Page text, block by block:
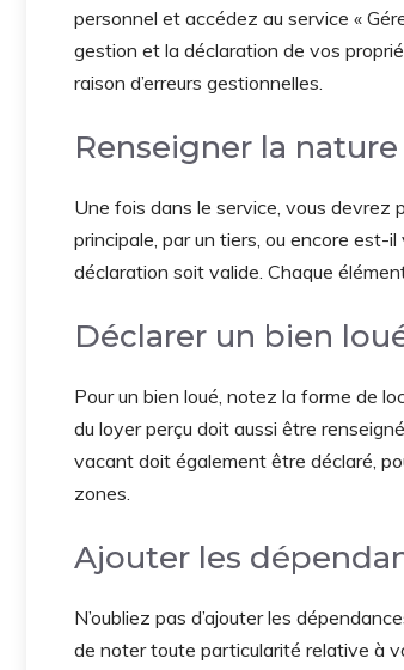
personnel et accédez au service «
gestion et la déclaration de vos
raison d’erreurs gestionnelles.
Renseigner la
Une fois dans le service, vous devrez
principale, par un tiers, ou encore
déclaration soit valide. Chaque
Déclarer un bien
Pour un bien loué, notez la forme de
du loyer perçu doit aussi être
vacant doit également être déclaré,
zones.
Ajouter les
N’oubliez pas d’ajouter les
de noter toute particularité relative à